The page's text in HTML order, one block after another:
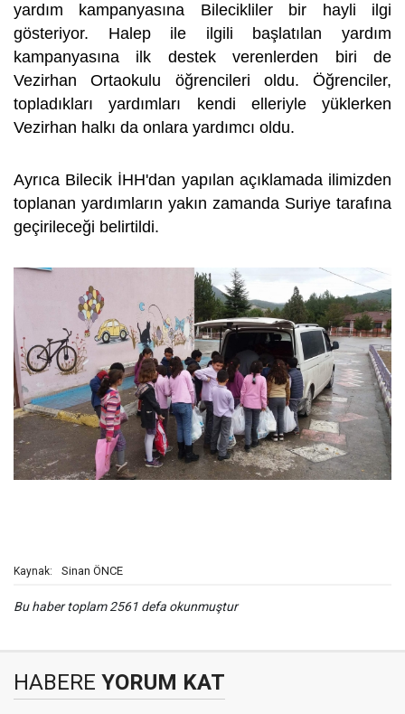
yardım kampanyasına Bilecikliler bir hayli ilgi
gösteriyor. Halep ile ilgili başlatılan yardım
kampanyasına ilk destek verenlerden biri de
Vezirhan Ortaokulu öğrencileri oldu. Öğrenciler,
topladıkları yardımları kendi elleriyle yüklerken
Vezirhan halkı da onlara yardımcı oldu.
Ayrıca Bilecik İHH'dan yapılan açıklamada ilimizden
toplanan yardımların yakın zamanda Suriye tarafına
geçirileceği belirtildi.
Kaynak: Sinan ÖNCE
Bu haber toplam 2561 defa okunmuştur
HABERE YORUM KAT